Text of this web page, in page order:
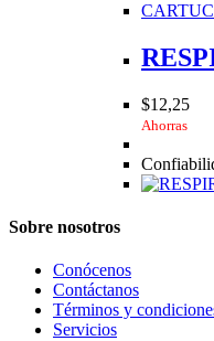
$12,25
Ahorras
Sobre nosotros
Conócenos
Contáctanos
Términos y
Servicios